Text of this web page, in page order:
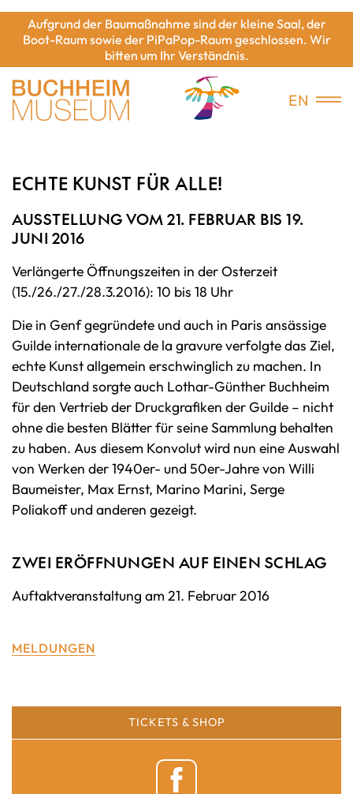
Aufgrund der Baumaßnahme sind der kleine Saal, der
Boot-Raum sowie der PiPaPop-Raum geschlossen. Wir
bitten um Ihr Verständnis.
EN
ECHTE KUNST FÜR ALLE!
AUSSTELLUNG VOM 21. FEBRUAR BIS 19.
JUNI 2016
Verlängerte Öffnungszeiten in der Osterzeit
(15./26./27./28.3.2016): 10 bis 18 Uhr
Die in Genf gegründete und auch in Paris ansässige
Guilde internationale de la gravureverfolgte das Ziel,
echte Kunst allgemein erschwinglich zu machen. In
Deutschland sorgte auch Lothar-Günther Buchheim
für den Vertrieb der Druckgrafiken der Guilde – nicht
ohne die besten Blätter für seine Sammlung behalten
zu haben. Aus diesem Konvolut wird nun eine Auswahl
von Werken der 1940er- und 50er-Jahre von Willi
Baumeister, Max Ernst, Marino Marini, Serge
Poliakoff und anderen gezeigt.
ZWEI ERÖFFNUNGEN AUF EINEN SCHLAG
Auftaktveranstaltung am 21. Februar 2016
MELDUNGEN
TICKETS & SHOP